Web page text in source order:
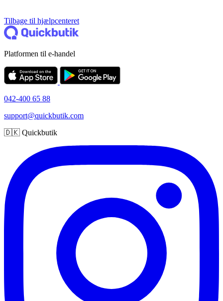
Tilbage til hjælpcenteret
Platformen til e-handel
042-400 65 88
support@quickbutik.com
🇩🇰 Quickbutik